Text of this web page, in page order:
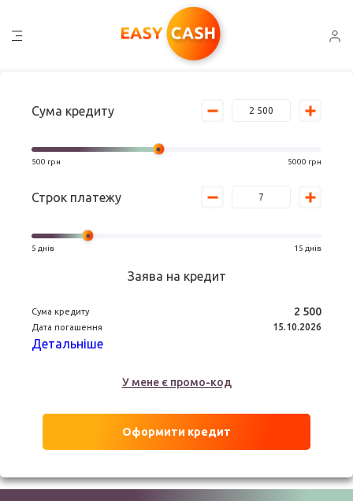
Сума кредиту
500 грн 5000 грн
Строк платежу
5 днів 15 днів
Заява на кредит
Сума кредиту 2 500
Дата погашення 15.10.2026
Детальніше
У мене є промо-код
Оформити кредит